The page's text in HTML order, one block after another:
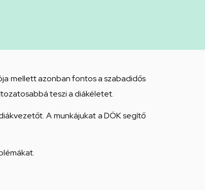
mellett azonban fontos a szabadidős
teszi a diákéletet.
A munkájukat a DÖK segítő